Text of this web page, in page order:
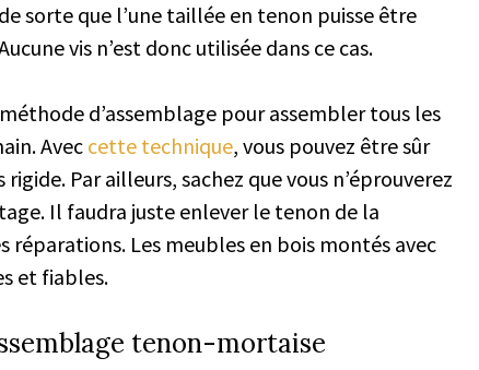
sorte que l’une taillée en tenon puisse être
vis n’est donc utilisée dans ce cas.
d’assemblage pour assembler tous les
Avec cette technique, vous pouvez être sûr
Par ailleurs, sachez que vous n’éprouverez
Il faudra juste enlever le tenon de la
réparations. Les meubles en bois montés avec
et fiables.
tenon-mortaise